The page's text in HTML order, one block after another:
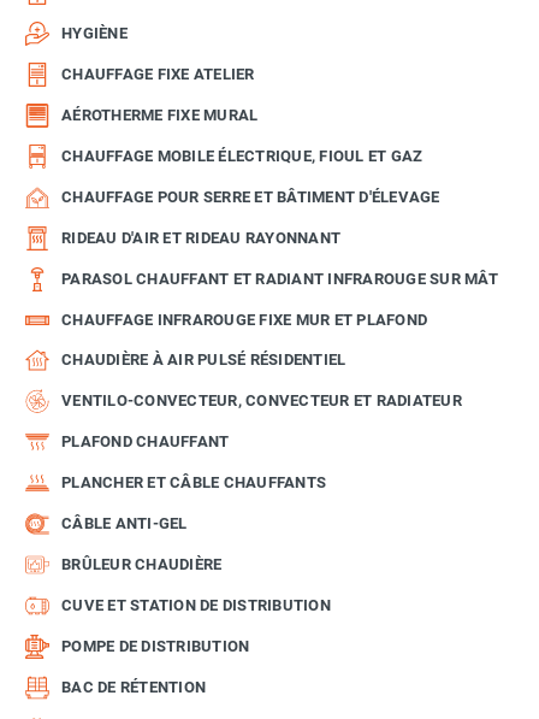
HYGIÈNE
CHAUFFAGE FIXE ATELIER
AÉROTHERME FIXE MURAL
CHAUFFAGE MOBILE ÉLECTRIQUE, FIOUL ET GAZ
CHAUFFAGE POUR SERRE ET BÂTIMENT D'ÉLEVAGE
RIDEAU D'AIR ET RIDEAU RAYONNANT
PARASOL CHAUFFANT ET RADIANT INFRAROUGE SUR MÂT
CHAUFFAGE INFRAROUGE FIXE MUR ET PLAFOND
CHAUDIÈRE À AIR PULSÉ RÉSIDENTIEL
VENTILO-CONVECTEUR, CONVECTEUR ET RADIATEUR
PLAFOND CHAUFFANT
PLANCHER ET CÂBLE CHAUFFANTS
CÂBLE ANTI-GEL
BRÛLEUR CHAUDIÈRE
CUVE ET STATION DE DISTRIBUTION
POMPE DE DISTRIBUTION
BAC DE RÉTENTION